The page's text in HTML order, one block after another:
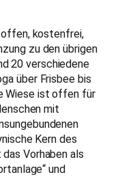
kostenfrei,
zu den übrigen
20 verschiedene
über Frisbee bis
Wiese ist offen für
mit
Kern des
Vorhaben als
und